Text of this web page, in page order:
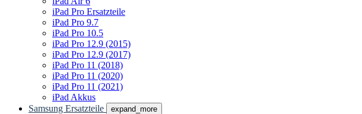
iPad Pro Ersatzteile
iPad Pro 9.7
iPad Pro 10.5
iPad Pro 12.9 (2015)
iPad Pro 12.9 (2017)
iPad Pro 11 (2018)
iPad Pro 11 (2020)
iPad Pro 11 (2021)
iPad Akkus
Samsung Ersatzteile
expand_more